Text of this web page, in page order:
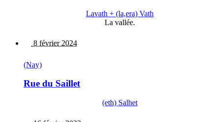
Lavath + (la,era) Vath
La vallée.
8 février 2024
(Nay)
Rue du Saillet
(eth) Salhet